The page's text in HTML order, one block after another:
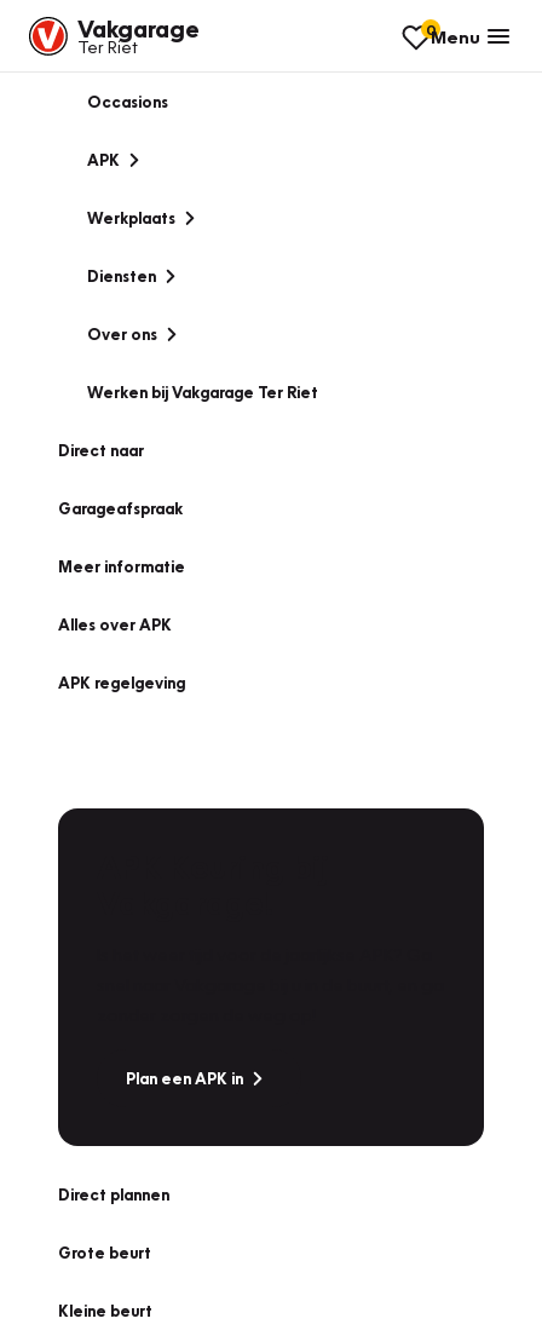
Vakgarage
Ter Riet
0Menu
Occasions
APK
Werkplaats
Diensten
Over ons
Werken bij Vakgarage Ter Riet
Direct naar
Garageafspraak
Meer informatie
Alles over APK
APK regelgeving
Plan een APK in
Direct plannen
Grote beurt
Kleine beurt